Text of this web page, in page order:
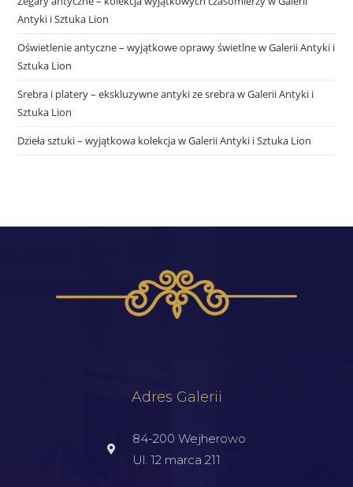
Antyki i Sztuka Lion
Oświetlenie antyczne – wyjątkowe oprawy świetlne w Galerii Antyki i
Sztuka Lion
Srebra i platery – ekskluzywne antyki ze srebra w Galerii Antyki i
Sztuka Lion
Dzieła sztuki – wyjątkowa kolekcja w Galerii Antyki i Sztuka Lion
Adres Galerii
84-200 Wejherowo
Ul. 12 marca 211